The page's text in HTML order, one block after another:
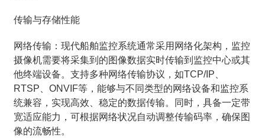
传输与存储性能
网络传输：现代船舶监控系统通常采用网络化架构，监控
摄像机需要将采集到的图像数据实时传输到监控中心或其
他终端设备。支持多种网络传输协议，如TCP/IP、
RTSP、ONVIF等，能够与不同类型的网络设备和监控系
统兼容，实现高效、稳定的数据传输。同时，具备一定带
宽适应能力，可根据网络状况自动调整传输码率，确保图
像的流畅性。